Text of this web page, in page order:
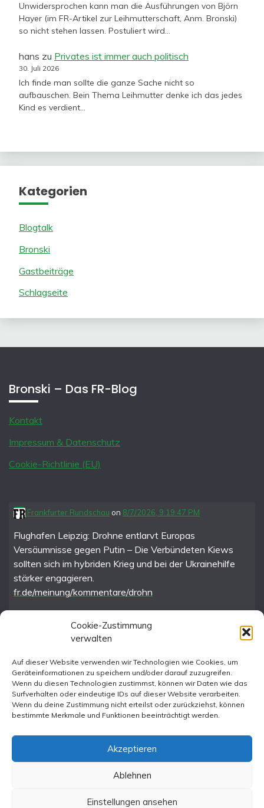
Cookie-Zustimmung
verwalten
Auf dieser Website verwenden wir Technologien wie Cookies, um
Geräteinformationen zu speichern und/oder darauf zuzugreifen.
Wenn du diesen Technologien zustimmst, können wir Daten wie das
Surfverhalten oder eindeutige IDs auf dieser Website verarbeiten.
Wenn du deine Zustimmung nicht erteilst oder zurückziehst, können
bestimmte Merkmale und Funktionen beeinträchtigt werden.
Akzeptieren
Ablehnen
Einstellungen ansehen
Unwidersprochen kann man die Ausführungen von Björn
Hayer (im FR-Artikel zur Leihmutterschaft, Anm. Bronski)
so nicht stehen lassen. Postuliert wird…
hans zu Privates ist immer auch politisch
30. Juli 2026
Ich finde man sollte die ganze Sache nicht so
aufbauschen. Bein Thema Leihmutter denke ich das jedes
Kind es verdient…
Kategorien
Blogtalk
Bronski
Gastbeiträge
Schlagseite
Bronski – Das FR-Blog
Kontakt
Impressum & Datenschutz
Cookie-Richtlinie (EU)
Frankfurter Rundschau on 8/7/2026, 9:19:47 PM
Flughafen Leipzig: Drohne entlarvt Europas
Versäumnisse gegen Putin – Die Verbündeten Kiews
sollten sich im hybriden Krieg und bei der Ukrainehilfe
stärker engagieren.
fr.de/meinung/kommentare/drohn
Instagram
Proudly powered by WordPress
|